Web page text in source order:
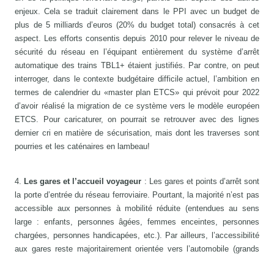
enjeux. Cela se traduit clairement dans le PPI avec un budget de
plus de 5 milliards d’euros (20% du budget total) consacrés à cet
aspect. Les efforts consentis depuis 2010 pour relever le niveau de
sécurité du réseau en l’équipant entièrement du système d’arrêt
automatique des trains TBL1+ étaient justifiés. Par contre, on peut
interroger, dans le contexte budgétaire difficile actuel, l’ambition en
termes de calendrier du «master plan ETCS» qui prévoit pour 2022
d’avoir réalisé la migration de ce système vers le modèle européen
ETCS. Pour caricaturer, on pourrait se retrouver avec des lignes
dernier cri en matière de sécurisation, mais dont les traverses sont
pourries et les caténaires en lambeau!
4. Les gares et l’accueil voyageur : Les gares et points d’arrêt sont
la porte d’entrée du réseau ferroviaire. Pourtant, la majorité n’est pas
accessible aux personnes à mobilité réduite (entendues au sens
large : enfants, personnes âgées, femmes enceintes, personnes
chargées, personnes handicapées, etc.). Par ailleurs, l’accessibilité
aux gares reste majoritairement orientée vers l’automobile (grands